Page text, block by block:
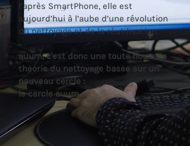
l’après SmartPhone, elle est
aujourd’hui à l’aube d’une révolution
du nettoyage et de la réutilisation.
auum, c'est donc une toute nouvelle
théorie du nettoyage basée sur un
nouveau cercle :
le cercle auum.